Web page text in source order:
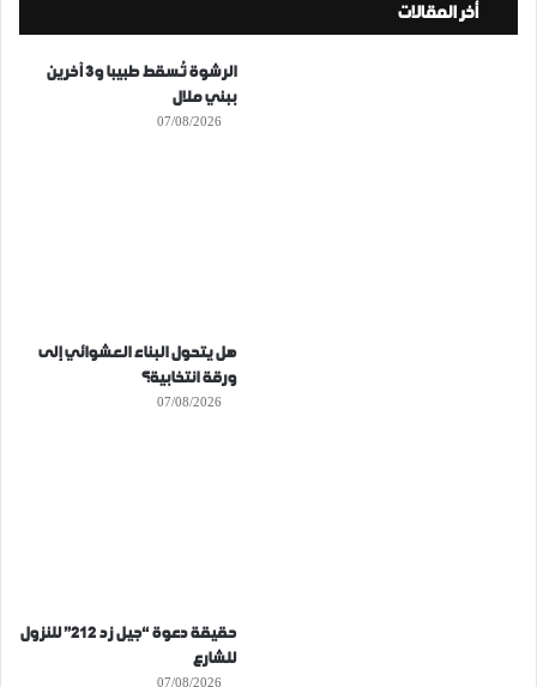
أخر المقالات
الرشوة تُسقط طبيبا و3 آخرين
ببني ملال
07/08/2026
هل يتحول البناء العشوائي إلى
ورقة انتخابية؟
07/08/2026
حقيقة دعوة “جيل زد 212” للنزول
للشارع